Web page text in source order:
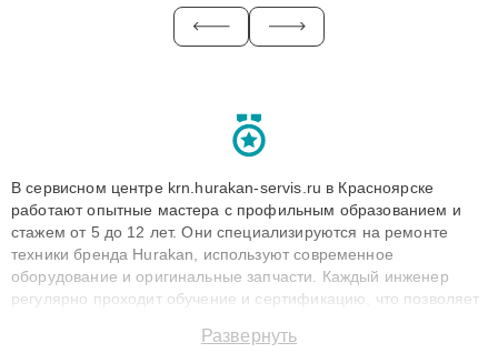
В сервисном центре krn.hurakan-servis.ru в Красноярске
работают опытные мастера с профильным образованием и
стажем от 5 до 12 лет. Они специализируются на ремонте
техники бренда Hurakan, используют современное
оборудование и оригинальные запчасти. Каждый инженер
регулярно проходит обучение и сертификацию, что позволяет
технику с сохранением гарантии до 3 лет. Наши мастера
Развернуть